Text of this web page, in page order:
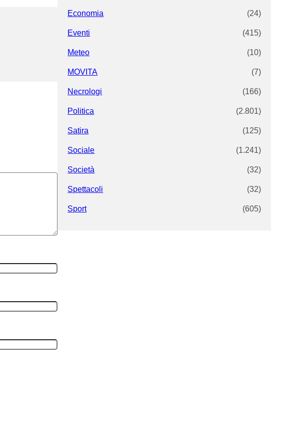
Economia (24)
Eventi (415)
Meteo (10)
MOVITA (7)
Necrologi (166)
Politica (2.801)
Satira (125)
Sociale (1.241)
Società (32)
Spettacoli (32)
Sport (605)